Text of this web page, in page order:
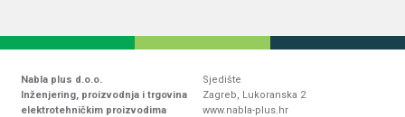
Nabla plus d.o.o.
Inženjering, proizvodnja i trgovina
elektrotehničkim proizvodima
Sjedište
Zagreb, Lukoranska 2
www.nabla-plus.hr